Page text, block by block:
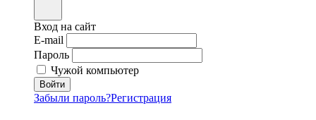
Вход на сайт
E-mail
Пароль
Чужой компьютер
Забыли пароль?Регистрация